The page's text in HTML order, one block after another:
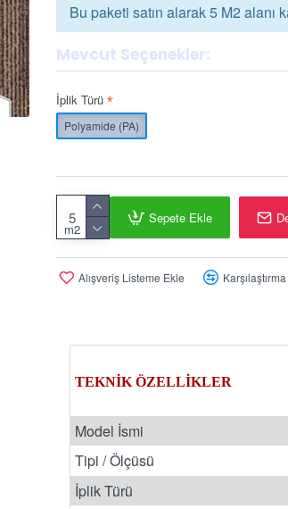
Mevcut Seçenekler:
İplik Türü
Polyamide (PA)
m2
Sepete Ekle
Alışveriş Listeme Ekle
Bu paketi satın alarak 5 M2 alanı
TEKNİK ÖZELLİKLER
Model İsmi
Tipi / Ölçüsü
İplik Türü